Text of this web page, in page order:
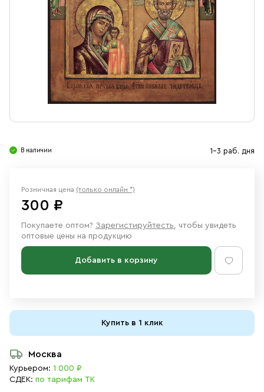
Ювелирные изделия
В наличии 1-3 раб. дня
Розничная цена (только онлайн *)
300 ₽
Покупаете оптом? Зарегистируйтесть, чтобы увидеть
оптовые цены на продукцию
Добавить в корзину
Купить в 1 клик
Москва
Курьером: 1 000 ₽
СДЕК: по тарифам ТК